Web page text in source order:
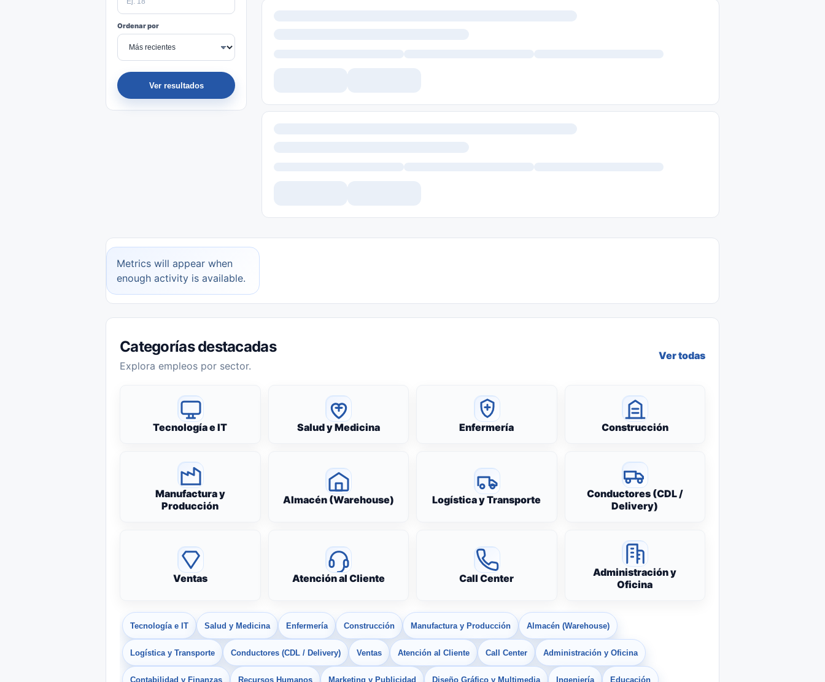
Ordenar por
Ver resultados
Metrics will appear when
enough activity is available.
Categorías destacadas
Explora empleos por sector.
Ver todas
Tecnología e IT Salud y Medicina Enfermería Construcción
Manufactura y
Producción
Almacén (Warehouse) Logística y Transporte
Conductores (CDL /
Delivery)
Ventas Atención al Cliente Call Center
Administración y
Oficina
Tecnología e IT Salud y Medicina Enfermería Construcción Manufactura y Producción Almacén (Warehouse)
Logística y Transporte Conductores (CDL / Delivery) Ventas Atención al Cliente Call Center Administración y Oficina
Contabilidad y Finanzas Recursos Humanos Marketing y Publicidad Diseño Gráfico y Multimedia Ingeniería Educación